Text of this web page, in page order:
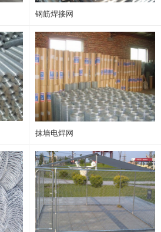
钢筋焊接网
抹墙电焊网